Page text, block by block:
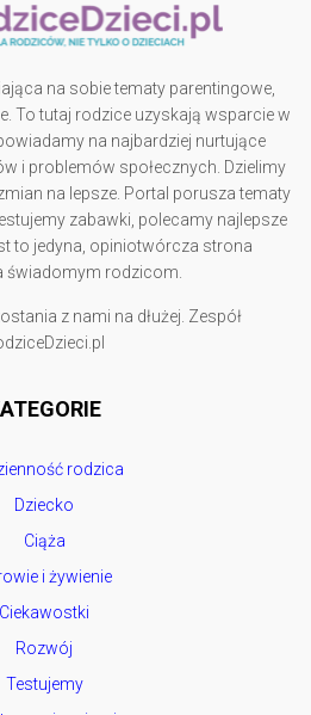
na sobie tematy parentingowe,
To tutaj rodzice uzyskają wsparcie w
na najbardziej nurtujące
i problemów społecznych. Dzielimy
na lepsze. Portal porusza tematy
zabawki, polecamy najlepsze
to jedyna, opiniotwórcza strona
świadomym rodzicom.
z nami na dłużej. Zespół
rodzica
Dziecko
Ciąża
i żywienie
Ciekawostki
Rozwój
Testujemy